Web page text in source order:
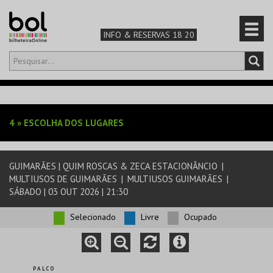
INFO & RESERVAS 18 20
Olá,iniciar sessão
TEATRO & ARTE
MÚSICA & FESTIVAIS
FAMÍLIA
DESPORTO & AVENTURA
4 » ESCOLHA DOS LUGARES
GUIMARÃES | QUIM ROSCAS & ZECA ESTACIONÂNCIO |
MULTIUSOS DE GUIMARÃES | MULTIUSOS GUIMARÃES |
SÁBADO | 03 OUT 2026 | 21:30
Selecionado Livre Ocupado
P A L C O